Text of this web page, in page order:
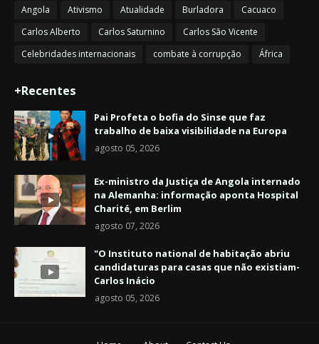
Angola Ativismo Atualidade Burladora
Cacuaco
Carlos Alberto
Carlos Saturnino
Carlos São Vicente
Celebridades internacionais
combate à corrupção África
+Recentes
Pai Profeta o bofia do Sinse que faz
trabalho de baixa visibilidade na Europa
agosto 05, 2026
Ex-ministro da Justiça de Angola internado
na Alemanha: informação aponta Hospital
Charité, em Berlim
agosto 07, 2026
"O Instituto national de habitação abriu
candidaturas para casas que não existiam-
Carlos Inácio
agosto 05, 2026